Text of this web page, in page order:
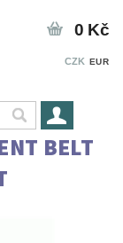
CZK EUR
0 Kč
BELT